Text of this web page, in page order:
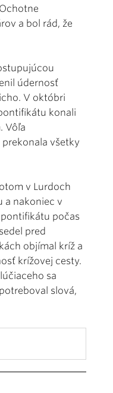
a bol rád, že
údernosť
V októbri
konali
Vôľa
všetky
v Lurdoch
a nakoniec v
počas
pred
objímal kríž a
krížovej cesty.
sa
slová,